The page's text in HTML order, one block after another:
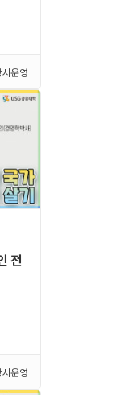
시운영
전
시운영